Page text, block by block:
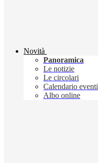
Novità
Panoramica
Le notizie
Le circolari
Calendario eventi
Albo online